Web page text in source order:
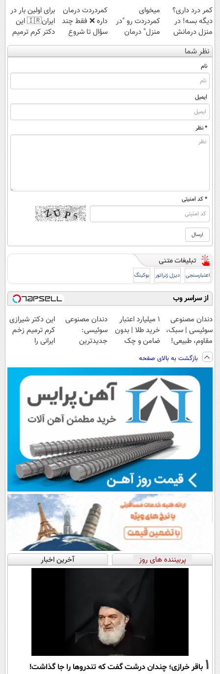
کمر درد داری؟
دیگه بسه! در
منزل درمانش
کن
(◀پرسش‌نامه)
میخوای
کمردردت رو "در
منزل" درمان
کنی؟ (◂فیلم +
◂پرسش‌نامه)
‌کمردردت درمان
داره ❌ فقط چند
سؤال تا شروع
بهبودی فاصله‌
داری!
برای اولین بار در
ایران🇮🇷 این
دکتر کرم ترمیم
کننده 23 روزه
ساخت!
نظر شما
نام
ایمیل
* نظر
* کد امنیتی
اعتبارسنجی دیزل ژنراتور بوکینگ
از سراسر وب
دندان مصنوعی
سوئیسی | سبک،
مقاوم، طبیعی!
ویزیت
رایگان+پرداخت
اقساطی😍
۱ میلیارد اعتبار
خرید طلا | بدون
ضامن و چک
دندان مصنوعی
سوئیسی:
جدیدترین
پرداخت قسطی
این دکتر شیرازی
کرم ترمیم زخم
ایرانی را
بازگشت به بالای صفحه
پربیننده های روز آخرین اخبار
1 باقر خرازی؛ چندان درشت گفت که تندروها را جا گذاشت!